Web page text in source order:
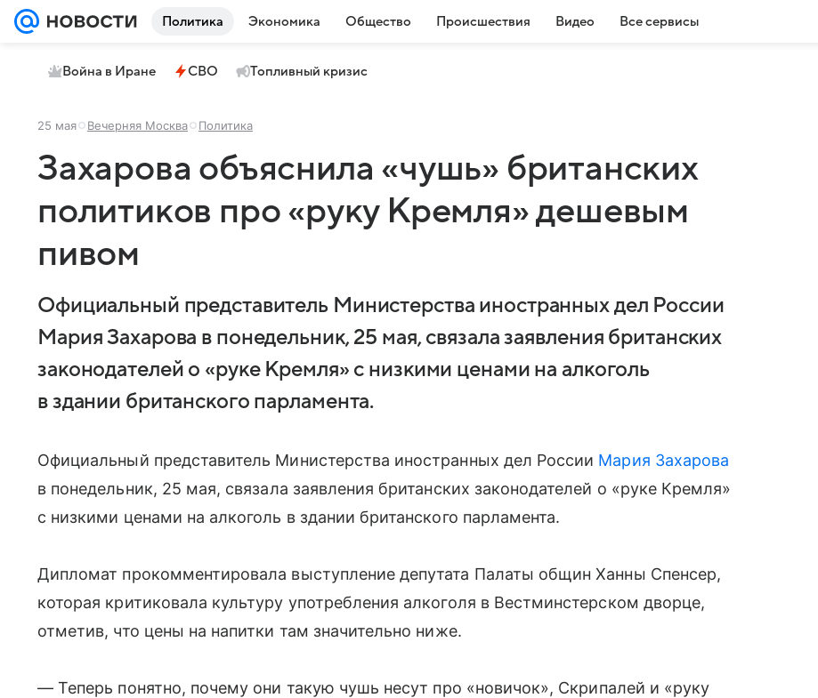
Политика Экономика Общество Происшествия Видео Все сервисы
Война в Иране СВО Топливный кризис
25 мая Вечерняя Москва Политика
Захарова объяснила «чушь» британских
политиков про «руку Кремля» дешевым
пивом
Официальный представитель Министерства иностранных дел России
Мария Захарова в понедельник, 25 мая, связала заявления британских
законодателей о «руке Кремля» с низкими ценами на алкоголь
в здании британского парламента.
Официальный представитель Министерства иностранных дел России Мария Захарова
в понедельник, 25 мая, связала заявления британских законодателей о «руке Кремля»
с низкими ценами на алкоголь в здании британского парламента.
Дипломат прокомментировала выступление депутата Палаты общин Ханны Спенсер,
которая критиковала культуру употребления алкоголя в Вестминстерском дворце,
отметив, что цены на напитки там значительно ниже.
— Теперь понятно, почему они такую чушь несут про «новичок», Скрипалей и «руку